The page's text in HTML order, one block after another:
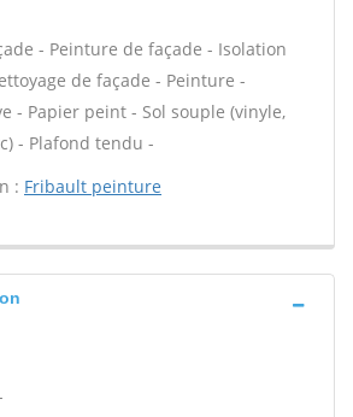
- Peinture de façade - Isolation
de façade - Peinture -
- Papier peint - Sol souple (vinyle,
- Plafond tendu -
: Fribault peinture